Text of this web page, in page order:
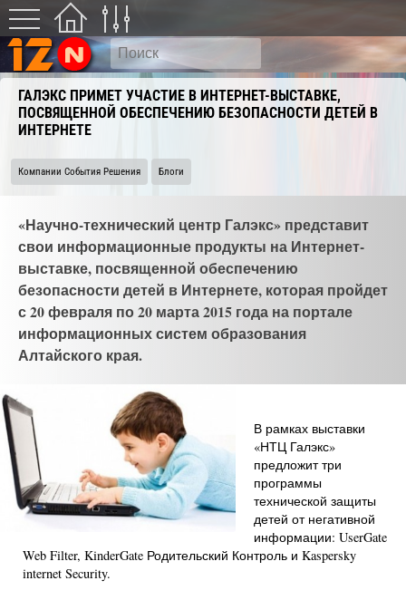
ГАЛЭКС ПРИМЕТ УЧАСТИЕ В ИНТЕРНЕТ-ВЫСТАВКЕ,
ПОСВЯЩЕННОЙ ОБЕСПЕЧЕНИЮ БЕЗОПАСНОСТИ ДЕТЕЙ В
ИНТЕРНЕТЕ
Компании События Решения Блоги
«Научно-технический центр Галэкс» представит
свои информационные продукты на Интернет-
выставке, посвященной обеспечению
безопасности детей в Интернете, которая пройдет
с 20 февраля по 20 марта 2015 года на портале
информационных систем образования
Алтайского края.
В рамках выставки
«НТЦ Галэкс»
предложит три
программы
технической защиты
детей от негативной
информации: UserGate
Web Filter, KinderGate Родительский Контроль и Kaspersky
internet Security.